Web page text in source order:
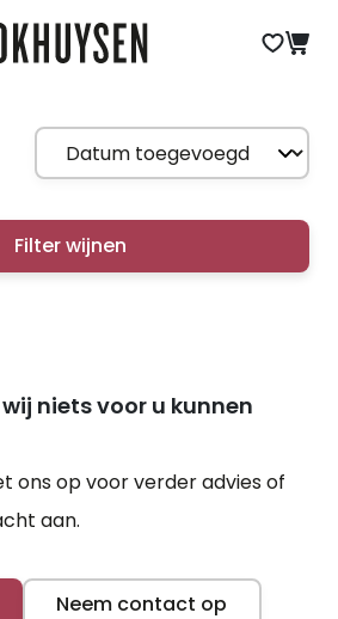
Filter wijnen
niets voor u kunnen
ons op voor verder advies of
aan.
Neem contact op